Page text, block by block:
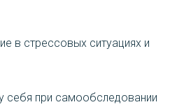
в стрессовых ситуациях и
себя при самообследовании